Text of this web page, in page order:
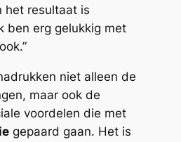
het resultaat is
ben erg gelukkig met
niet alleen de
maar ook de
voordelen die met
gepaard gaan. Het is